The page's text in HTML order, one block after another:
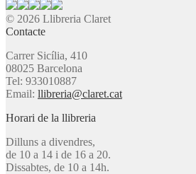
© 2026 Llibreria Claret
Contacte
Carrer Sicília, 410
08025 Barcelona
Tel: 933010887
Email: llibreria@claret.cat
Horari de la llibreria
Dilluns a divendres,
de 10 a 14 i de 16 a 20.
Dissabtes, de 10 a 14h.